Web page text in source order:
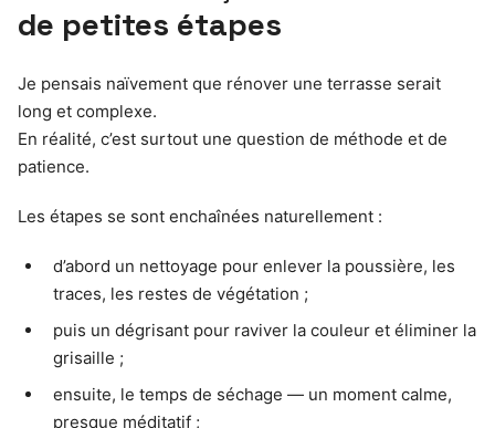
de petites étapes
Je pensais naïvement que rénover une terrasse serait
long et complexe.
En réalité, c’est surtout une question de méthode et de
patience.
Les étapes se sont enchaînées naturellement :
d’abord un nettoyage pour enlever la poussière, les
traces, les restes de végétation ;
puis un dégrisant pour raviver la couleur et éliminer la
grisaille ;
ensuite, le temps de séchage — un moment calme,
presque méditatif ;